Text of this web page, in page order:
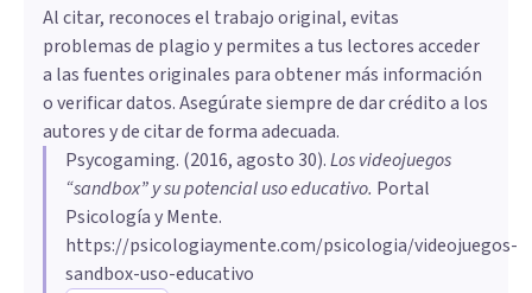
Al citar, reconoces el trabajo original, evitas
problemas de plagio y permites a tus lectores acceder
a las fuentes originales para obtener más información
o verificar datos. Asegúrate siempre de dar crédito a los
autores y de citar de forma adecuada.
Psycogaming. (2016, agosto 30).​Los videojuegos
“sandbox” y su potencial uso educativo. Portal
Psicología y Mente.
https://psicologiaymente.com/psicologia/videojuegos-
sandbox-uso-educativo